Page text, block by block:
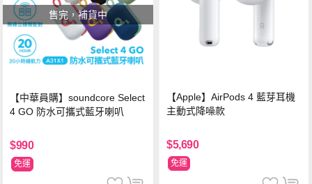
售完，補貨中
【中華員購】soundcore Select
4 GO 防水可攜式藍牙喇叭
$990
免運
【Apple】AirPods 4 藍芽耳機
主動式降噪款
$5,690
免運